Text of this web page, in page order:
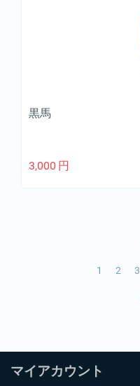
黒馬
3,000 円
1 2 3
マイアカウント